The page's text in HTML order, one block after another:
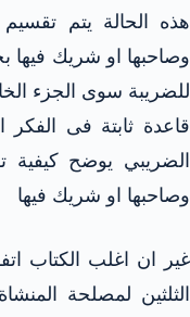
هذه الحالة يتم
وصاحبها او شريك
للضريبة سوى الجزء
قاعدة ثابتة فى
الضريبي يوضح كيفية
وصاحبها او شريك فيها
غير ان اغلب الكتاب
الثلثين لمصلحة